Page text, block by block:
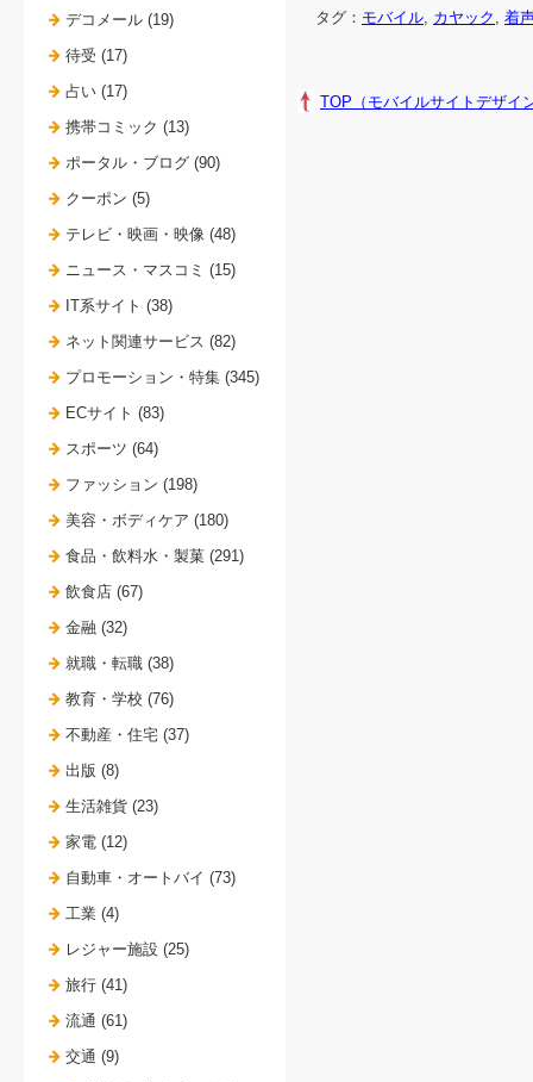
タグ： モバイル, カヤック , 着
TOP（モバイルサイトデザ
デコメール (19)
待受 (17)
占い (17)
携帯コミック (13)
ポータル・ブログ (90)
クーポン (5)
テレビ・映画・映像 (48)
ニュース・マスコミ (15)
IT系サイト (38)
ネット関連サービス (82)
プロモーション・特集 (345)
ECサイト (83)
スポーツ (64)
ファッション (198)
美容・ボディケア (180)
食品・飲料水・製菓 (291)
飲食店 (67)
金融 (32)
就職・転職 (38)
教育・学校 (76)
不動産・住宅 (37)
出版 (8)
生活雑貨 (23)
家電 (12)
自動車・オートバイ (73)
工業 (4)
レジャー施設 (25)
旅行 (41)
流通 (61)
交通 (9)